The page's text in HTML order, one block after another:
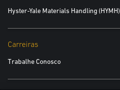
Hyster-Yale Materials Handling (HYMH)
Carreiras
Trabalhe Conosco